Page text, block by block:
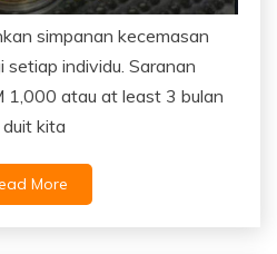
simpanan kecemasan
individu. Saranan
1,000 atau at least 3 bulan
kita
More